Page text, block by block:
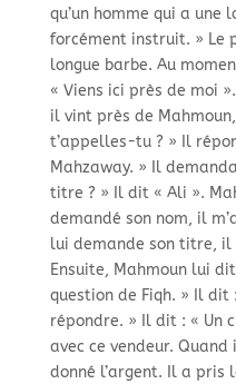
qu’un homme qui a une
forcément instruit. » Le
longue barbe. Au
« Viens ici près de moi
il vint près de
t’appelles-tu ? » Il
Mahzaway. » Il
titre ? » Il dit « Ali ».
demandé son nom, il
lui demande son titre, il
Ensuite, Mahmoun lui
question de Fiqh. » Il dit
répondre. » Il dit : « Un
avec ce vendeur.
donné l’argent. Il a pris